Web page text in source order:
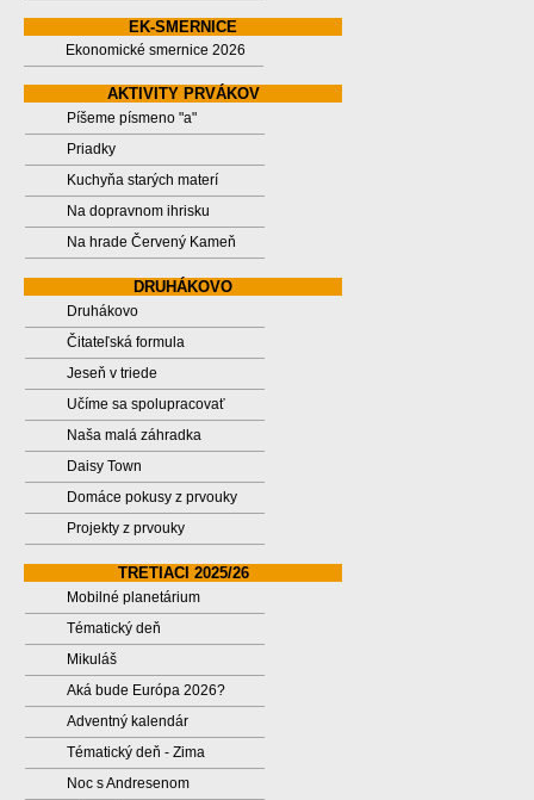
EK-SMERNICE
Ekonomické smernice 2026
AKTIVITY PRVÁKOV
Píšeme písmeno "a"
Priadky
Kuchyňa starých materí
Na dopravnom ihrisku
Na hrade Červený Kameň
DRUHÁKOVO
Druhákovo
Čitateľská formula
Jeseň v triede
Učíme sa spolupracovať
Naša malá záhradka
Daisy Town
Domáce pokusy z prvouky
Projekty z prvouky
TRETIACI 2025/26
Mobilné planetárium
Tématický deň
Mikuláš
Aká bude Európa 2026?
Adventný kalendár
Tématický deň - Zima
Noc s Andresenom